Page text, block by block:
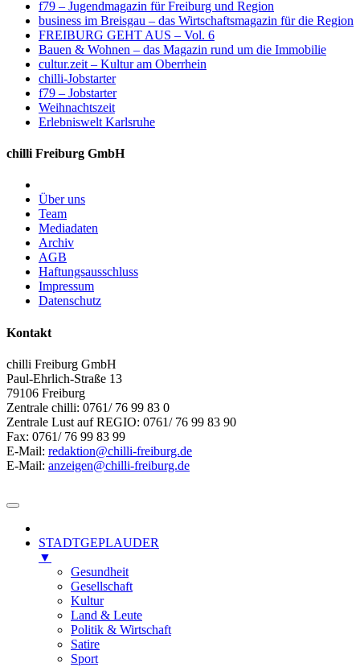
f79 – Jugendmagazin für Freiburg und Region
business im Breisgau – das Wirtschaftsmagazin für die Region
FREIBURG GEHT AUS – Vol. 6
Bauen & Wohnen – das Magazin rund um die Immobilie
cultur.zeit – Kultur am Oberrhein
chilli-Jobstarter
f79 – Jobstarter
Weihnachtszeit
Erlebniswelt Karlsruhe
chilli Freiburg GmbH
Über uns
Team
Mediadaten
Archiv
AGB
Haftungsausschluss
Impressum
Datenschutz
Kontakt
chilli Freiburg GmbH
Paul-Ehrlich-Straße 13
79106 Freiburg
Zentrale chilli: 0761/ 76 99 83 0
Zentrale Lust auf REGIO: 0761/ 76 99 83 90
Fax: 0761/ 76 99 83 99
E-Mail: redaktion@chilli-freiburg.de
E-Mail: anzeigen@chilli-freiburg.de
STADTGEPLAUDER
▼
Gesundheit
Gesellschaft
Kultur
Land & Leute
Politik & Wirtschaft
Satire
Sport